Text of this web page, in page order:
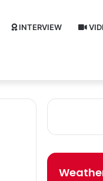
INTERVIEW